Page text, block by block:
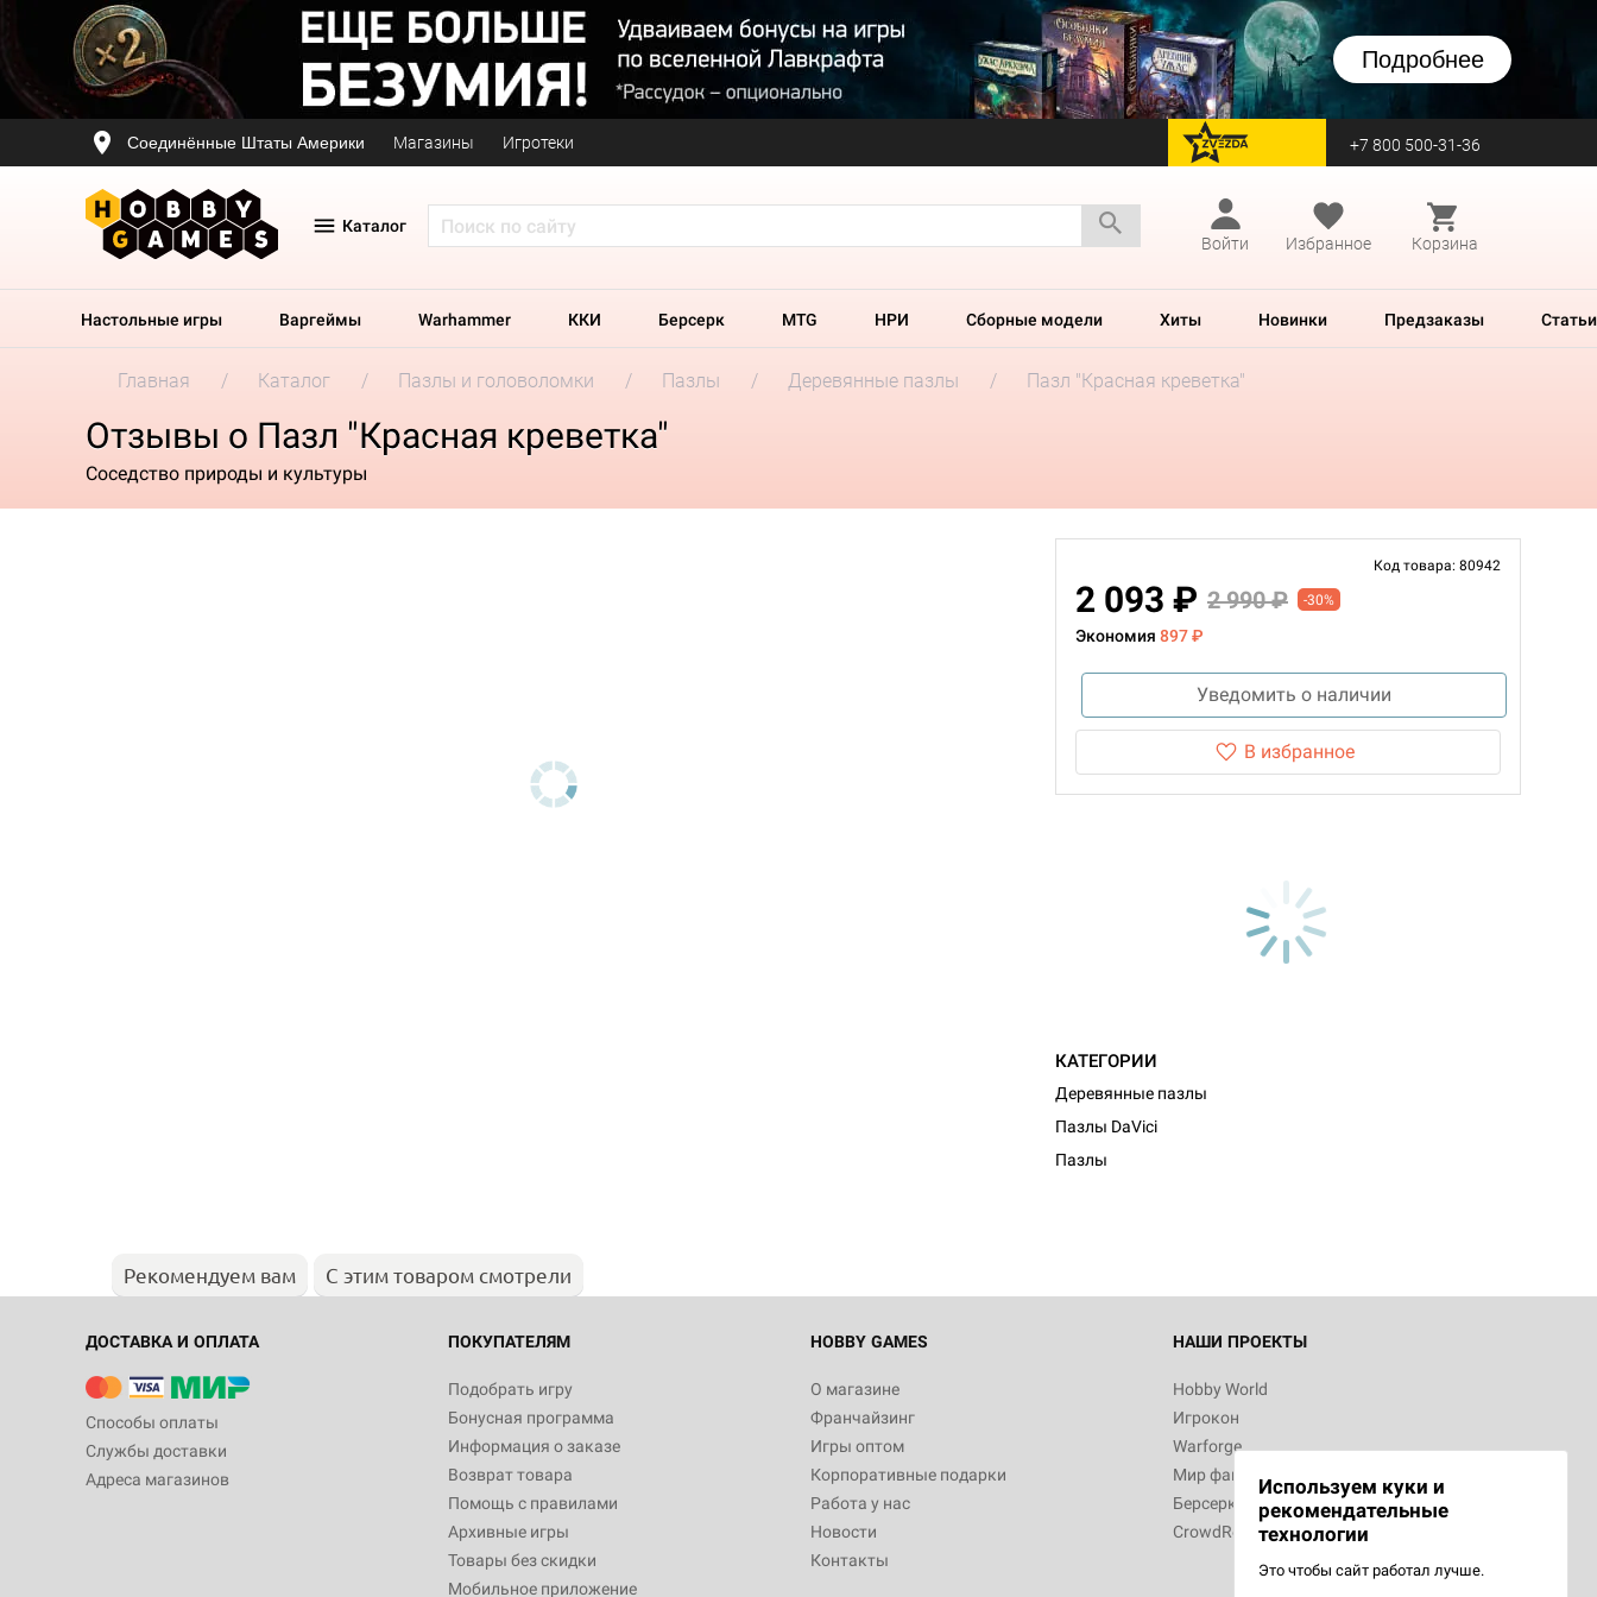
Подробнее
Соединённые Штаты Америки Магазины Игротеки перейти на Zvezda +7 800 500-31-36
Каталог
Войти
Избранное Корзина
Настольные игры Варгеймы Warhammer ККИ Берсерк MTG НРИ Сборные модели Хиты Новинки Предзаказы Статьи
Главная Каталог Пазлы и головоломки Пазлы Деревянные пазлы Пазл "Красная креветка"
Отзывы о Пазл "Красная креветка"
Соседство природы и культуры
Код товара: 80942
2 093 ₽ 2 990 ₽ -30%
Экономия 897 ₽
Уведомить о наличии
В избранное
КАТЕГОРИИ
Деревянные пазлы
Пазлы DaVici
Пазлы
Рекомендуем вам С этим товаром смотрели
ДОСТАВКА И ОПЛАТА
Способы оплаты
Службы доставки
Адреса магазинов
ПОКУПАТЕЛЯМ
Подобрать игру
Бонусная программа
Информация о заказе
Возврат товара
Помощь с правилами
Архивные игры
Товары без скидки
Мобильное приложение
HOBBY GAMES
О магазине
Франчайзинг
Игры оптом
Корпоративные подарки
Работа у нас
Новости
Контакты
НАШИ ПРОЕКТЫ
Hobby World
Игрокон
Warforge
Мир фантастики
Берсерк
CrowdRepublic
Используем куки и
рекомендательные
технологии
Это чтобы сайт работал лучше.